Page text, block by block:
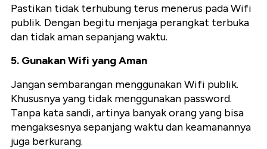
Pastikan tidak terhubung terus menerus pada Wifi
publik. Dengan begitu menjaga perangkat terbuka
dan tidak aman sepanjang waktu.
5. Gunakan Wifi yang Aman
Jangan sembarangan menggunakan Wifi publik.
Khususnya yang tidak menggunakan password.
Tanpa kata sandi, artinya banyak orang yang bisa
mengaksesnya sepanjang waktu dan keamanannya
juga berkurang.